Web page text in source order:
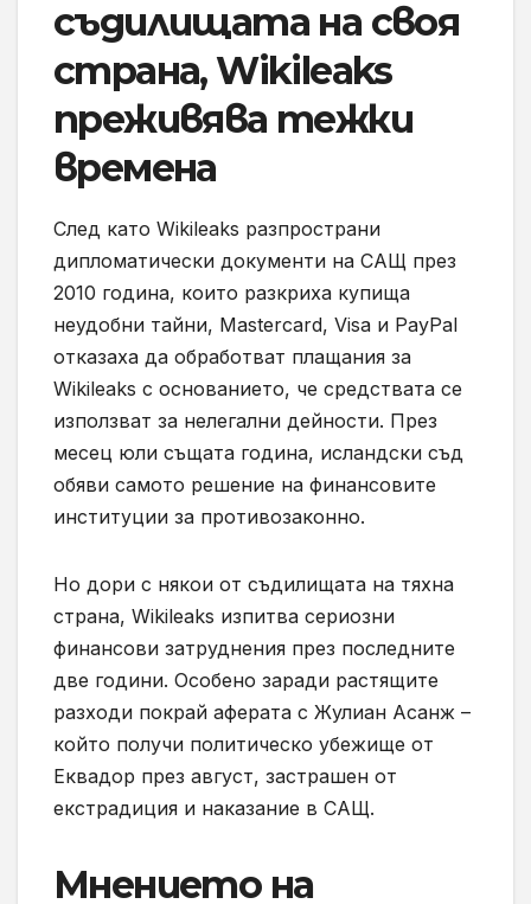
съдилищата на своя
страна, Wikileaks
преживява тежки
времена
След като Wikileaks разпространи
дипломатически документи на САЩ през
2010 година, които разкриха купища
неудобни тайни, Mastercard, Visa и PayPal
отказаха да обработват плащания за
Wikileaks с основанието, че средствата се
използват за нелегални дейности. През
месец юли същата година, исландски съд
обяви самото решение на финансовите
институции за противозаконно.
Но дори с някои от съдилищата на тяхна
страна, Wikileaks изпитва сериозни
финансови затруднения през последните
две години. Особено заради растящите
разходи покрай аферата с Жулиан Асанж –
който получи политическо убежище от
Еквадор през август, застрашен от
екстрадиция и наказание в САЩ.
Мнението на